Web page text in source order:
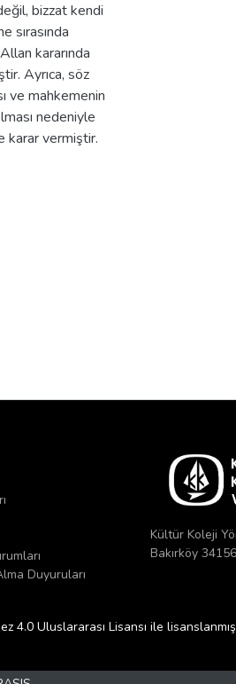
bizzat kendi
sırasında
kararında
Ayrıca, söz
ve mahkemenin
nedeniyle
karar vermiştir.
Duyuruları
Kültür Koleji
Bakırköy
Uluslararası Lisansı ile